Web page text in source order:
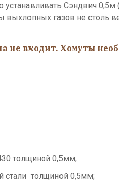
устанавливать Сэндвич
выхлопных газов не столь
входит. Хомуты
толщиной 0,5мм;
стали толщиной 0,5мм;